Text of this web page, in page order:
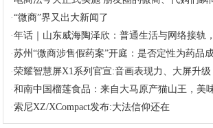
·“微商”界又出大新闻了
·年话｜山东威海陶泽欣：普通生活与网络接轨
·苏州“微商涉售假药案”开庭：是否定性为药品
·荣耀智慧屏X1系列官宣:音画表现力、大屏升级
·和南中国榴莲食品：来自大马原产猫山王，美
·索尼XZ/XCompact发布:大法信仰还在